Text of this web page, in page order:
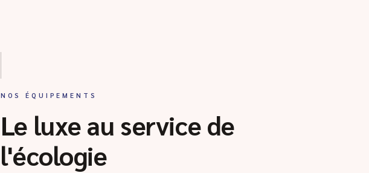
NOS ÉQUIPEMENTS
Le luxe au service de
l'écologie